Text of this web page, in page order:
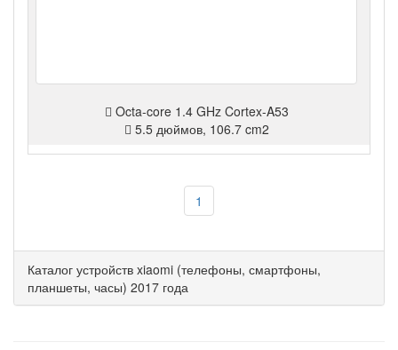
Octa-core 1.4 GHz Cortex-A53
5.5 дюймов, 106.7 cm2
1
Каталог устройств xiaomi (телефоны, смартфоны,
планшеты, часы) 2017 года